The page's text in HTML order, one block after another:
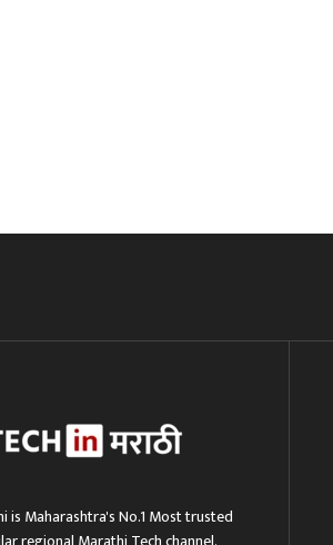
is Maharashtra's No.1 Most trusted